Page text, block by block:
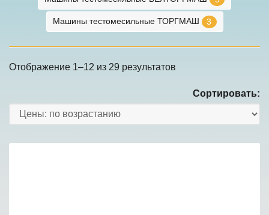
Машины тестомесильные ТОРГМАШ 3
Отображение 1–12 из 29 результатов
Сортировать:
Товары